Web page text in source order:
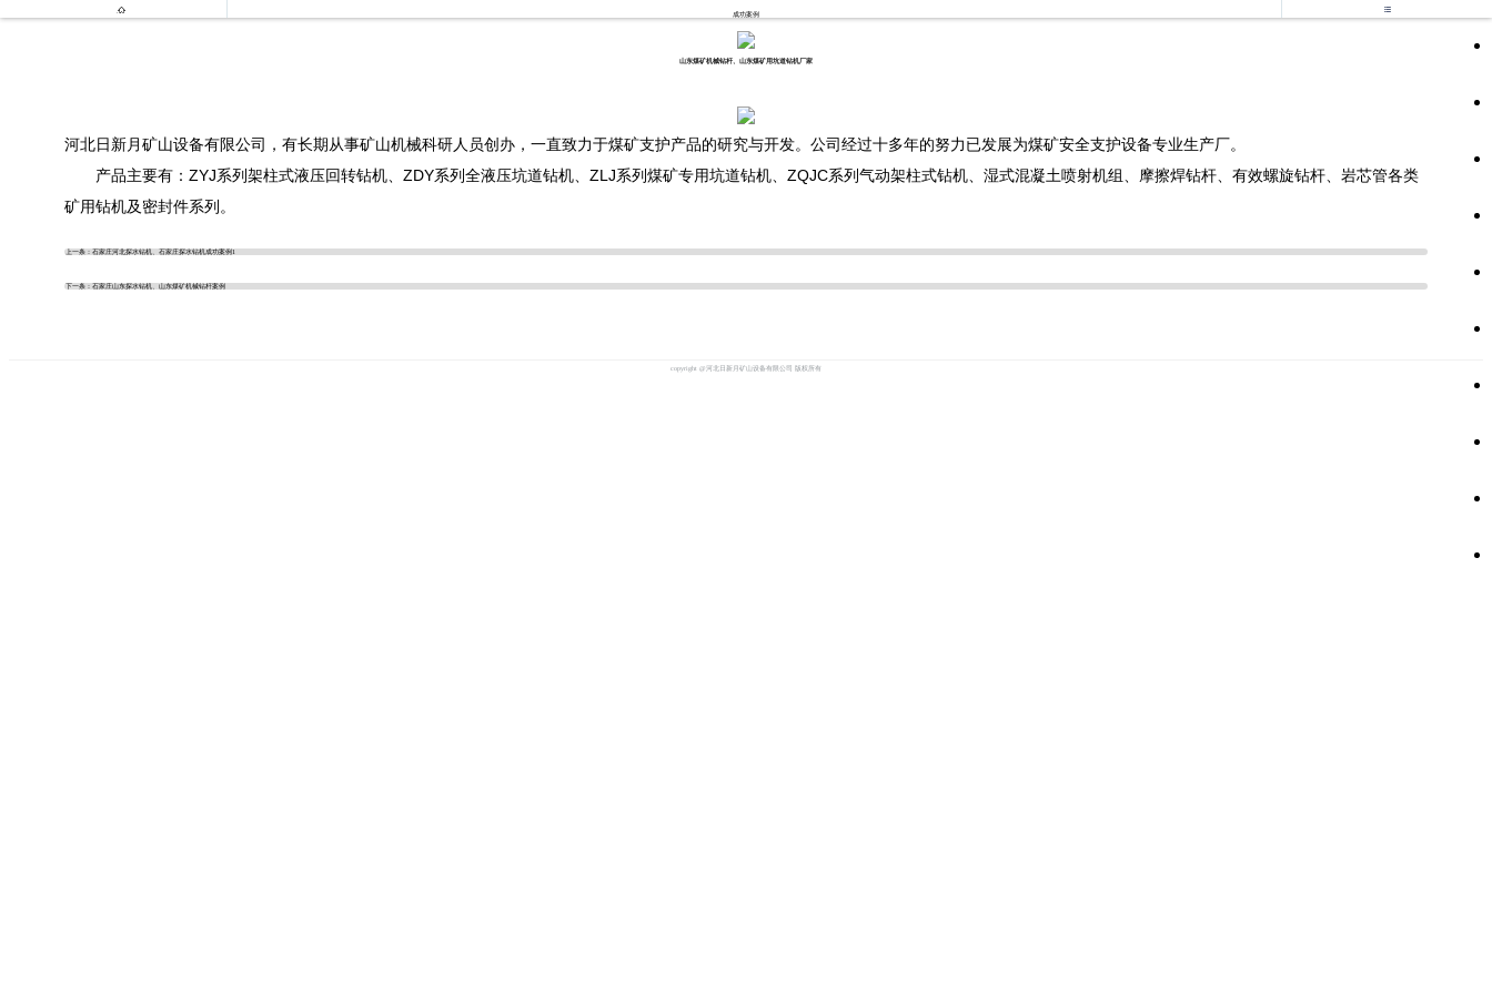

成功案例

山东煤矿机械钻杆、山东煤矿用坑道钻机厂家
河北日新月矿山设备有限公司，有长期从事矿山机械科研人员创办，一直致力于煤矿支护产品的研究与开发。公司经过十多年的努力已发展为煤矿安全支护设备专业生产厂。
产品主要有：ZYJ系列架柱式液压回转钻机、ZDY系列全液压坑道钻机、ZLJ系列煤矿专用坑道钻机、ZQJC系列气动架柱式钻机、湿式混凝土喷射机组、摩擦焊钻杆、有效螺旋钻杆、岩芯管各类
矿用钻机及密封件系列。
上一条：石家庄河北探水钻机、石家庄探水钻机成功案例1
下一条：石家庄山东探水钻机、山东煤矿机械钻杆案例
copyright @河北日新月矿山设备有限公司 版权所有